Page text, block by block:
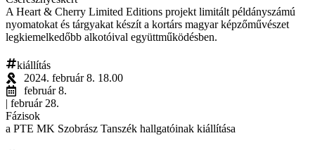
A Heart & Cherry Limited Editions projekt limitált példányszámú
nyomatokat és tárgyakat készít a kortárs magyar képzőművészet
legkiemelkedőbb alkotóival együttműködésben.
kiállítás
2024. február 8. 18.00
február 8.
| február 28.
Fázisok
a PTE MK Szobrász Tanszék hallgatóinak kiállítása